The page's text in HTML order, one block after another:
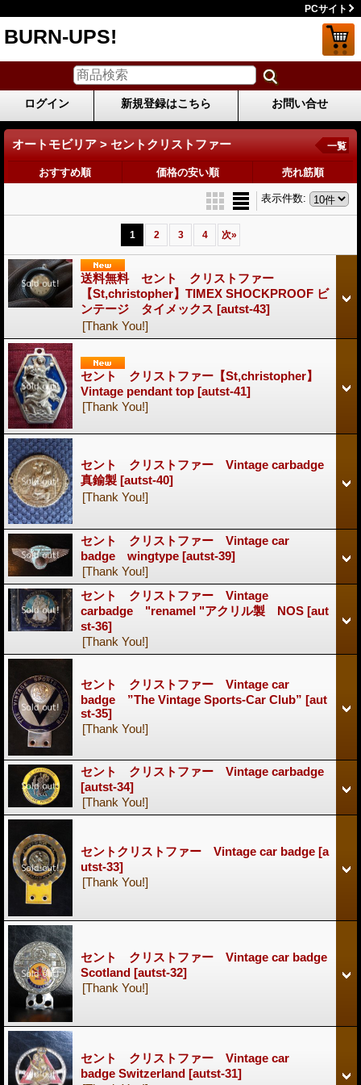
PCサイト
BURN-UPS!
ログイン 新規登録はこちら お問い合せ
オートモビリア > セントクリストファー 一覧
おすすめ順 価格の安い順 売れ筋順
表示件数:
1 2 3 4 次»
送料無料 セント クリストファー
【St,christopher】TIMEX SHOCKPROOF ビ
ンテージ タイメックス [autst-43]
[Thank You!]
セント クリストファー【St,christopher】
Vintage pendant top [autst-41]
[Thank You!]
セント クリストファー Vintage carbadge
真鍮製 [autst-40]
[Thank You!]
セント クリストファー Vintage car
badge wingtype [autst-39]
[Thank You!]
セント クリストファー Vintage
carbadge "renamel "アクリル製 NOS [aut
st-36]
[Thank You!]
セント クリストファー Vintage car
badge ”The Vintage Sports-Car Club” [aut
st-35]
[Thank You!]
セント クリストファー Vintage carbadge
[autst-34]
[Thank You!]
セントクリストファー Vintage car badge [a
utst-33]
[Thank You!]
セント クリストファー Vintage car badge
Scotland [autst-32]
[Thank You!]
セント クリストファー Vintage car
badge Switzerland [autst-31]